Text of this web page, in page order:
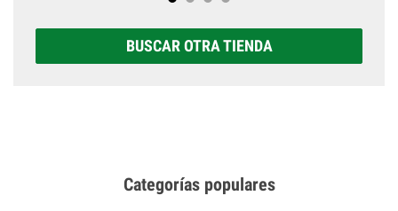
BUSCAR OTRA TIENDA
Categorías populares